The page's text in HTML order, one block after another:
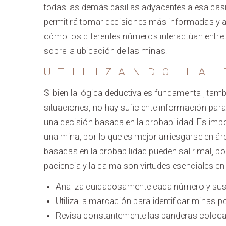
todas las demás casillas adyacentes a esa
permitirá tomar decisiones más informadas y
cómo los diferentes números interactúan entre
sobre la ubicación de las minas.
UTILIZANDO LA
Si bien la lógica deductiva es fundamental,
situaciones, no hay suficiente información
una decisión basada en la probabilidad. Es
una mina, por lo que es mejor arriesgarse en
basadas en la probabilidad pueden salir mal,
paciencia y la calma son virtudes esenciales
Analiza cuidadosamente cada número y
Utiliza la marcación para identificar minas
Revisa constantemente las banderas